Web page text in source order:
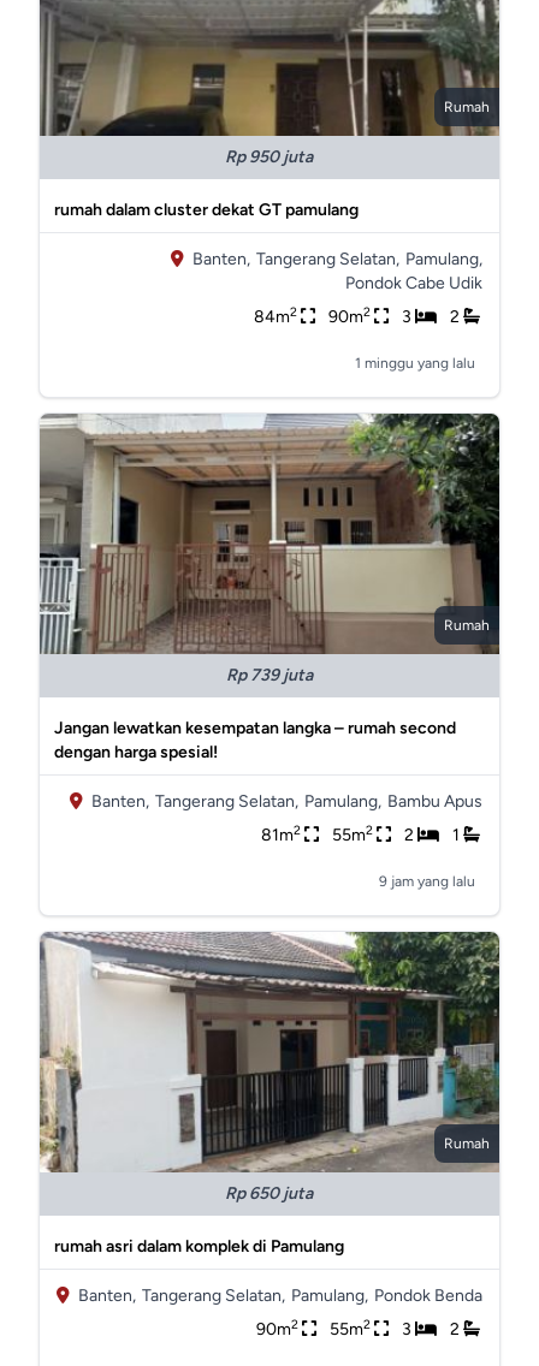
Rumah
Rp 950 juta
rumah dalam cluster dekat GT pamulang
Banten, Tangerang Selatan, Pamulang,
Pondok Cabe Udik
84m2 90m2 3 2
1 minggu yang lalu
Rumah
Rp 739 juta
Jangan lewatkan kesempatan langka – rumah second
dengan harga spesial!
Banten, Tangerang Selatan, Pamulang, Bambu Apus
81m2 55m2 2 1
9 jam yang lalu
Rumah
Rp 650 juta
rumah asri dalam komplek di Pamulang
Banten, Tangerang Selatan, Pamulang, Pondok Benda
90m2 55m2 3 2